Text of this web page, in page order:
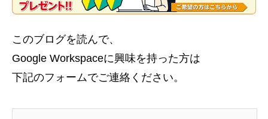
このブログを読んで、
Google Workspaceに興味を持った方は
下記のフォームでご連絡ください。